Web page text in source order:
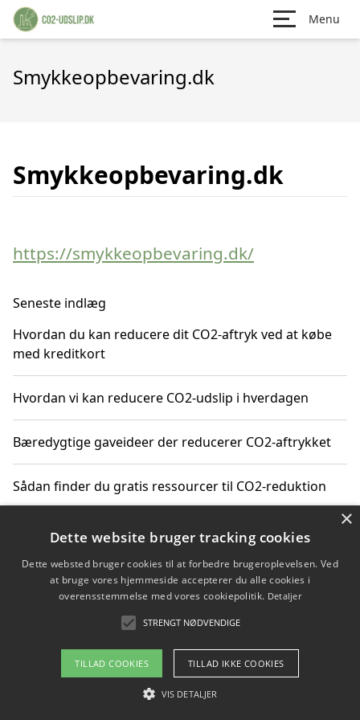
Menu
Smykkeopbevaring.dk
Smykkeopbevaring.dk
https://smykkeopbevaring.dk/
Seneste indlæg
Hvordan du kan reducere dit CO2-aftryk ved at købe
med kreditkort
Hvordan vi kan reducere CO2-udslip i hverdagen
Bæredygtige gaveideer der reducerer CO2-aftrykket
Sådan finder du gratis ressourcer til CO2-reduktion
Hvordan gadgets til hjemmet kan reducere CO2-udslip
Copyright 2026 - Pilanto Aps
Om / kontakt
Blog Betingelser
×
Dette website bruger tracking cookies
Dette websted bruger cookies til at forbedre brugeroplevelsen. Ved
at bruge vores hjemmeside accepterer du alle cookies i
overensstemmelse med vores cookiepolitik. Detaljer
STRENGT NØDVENDIGE
TILLAD COOKIES TILLAD IKKE COOKIES
VIS DETALJER